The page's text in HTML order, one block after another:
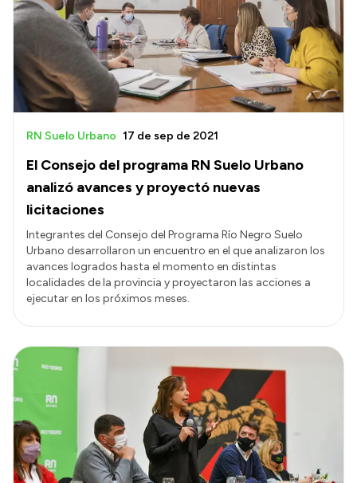
El Consejo del programa RN Suelo Urbano
analizó avances y proyectó nuevas
licitaciones
RN Suelo Urbano 17 de sep de 2021
Integrantes del Consejo del Programa Río Negro Suelo
Urbano desarrollaron un encuentro en el que analizaron los
avances logrados hasta el momento en distintas
localidades de la provincia y proyectaron las acciones a
ejecutar en los próximos meses.